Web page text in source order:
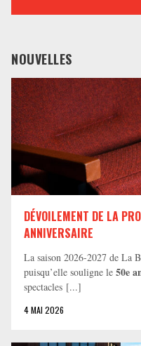
NOUVELLES
DÉVOILEMENT DE LA
ANNIVERSAIRE
La saison 2026-2027 de La
puisqu’elle souligne le 50e
spectacles [...]
4 MAI 2026